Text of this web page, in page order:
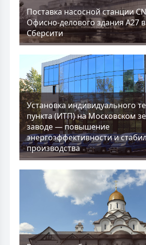
Поставка насосной станции
Офисно-делового здания А27
Сберсити
Установка индивидуального
пункта (ИТП) на Московском
заводе — повышение
энергоэффективности и
производства